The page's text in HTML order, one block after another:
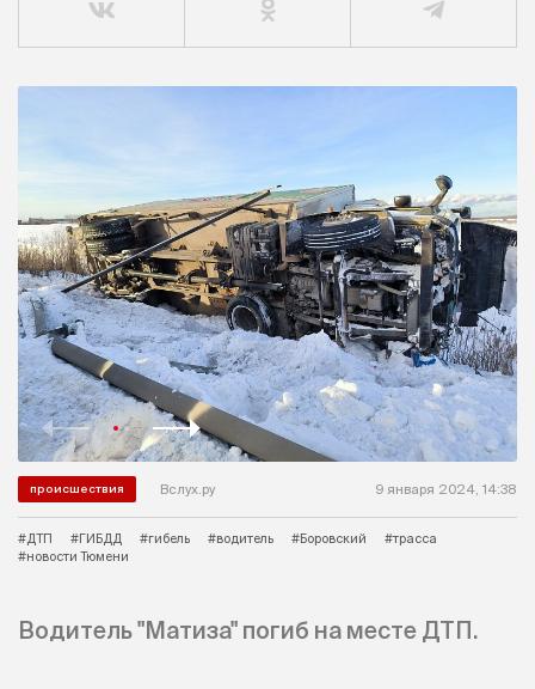
происшествия Вслух.ру 9 января 2024, 14:38
#ДТП #ГИБДД #гибель #водитель #Боровский
#трасса
#новости Тюмени
Водитель "Матиза" погиб на месте ДТП.